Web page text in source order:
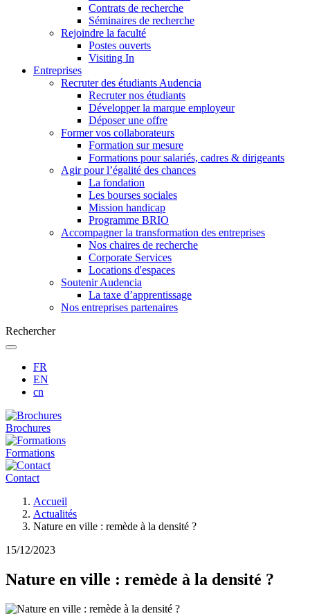
Contrats de recherche
Séminaires de recherche
Rejoindre la faculté
Postes ouverts
Visiting In
Entreprises
Recruter des étudiants Audencia
Recruter nos étudiants
Développer la marque employeur
Déposer une offre
Former vos collaborateurs
Formation sur mesure
Formations pour salariés, cadres & dirigeants
Agir pour l’égalité des chances
La fondation
Les bourses sociales
Mission handicap
Programme BRIO
Accompagner la transformation des entreprises
Nos chaires de recherche
Corporate Services
Locations d'espaces
Soutenir Audencia
La taxe d’apprentissage
Nos entreprises partenaires
Rechercher
FR
EN
cn
Brochures
Formations
Contact
d'Ariane
Accueil
Actualités
Nature en ville : remède à la densité ?
15/12/2023
Nature en ville : remède à la densité ?